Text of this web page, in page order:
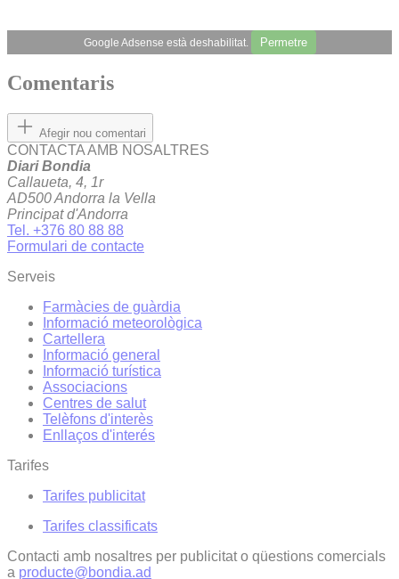
Google Adsense està deshabilitat. Permetre
Comentaris
Afegir nou comentari
CONTACTA AMB NOSALTRES
Diari Bondia
Callaueta, 4, 1r
AD500 Andorra la Vella
Principat d'Andorra
Tel. +376 80 88 88
Formulari de contacte
Serveis
Farmàcies de guàrdia
Informació meteorològica
Cartellera
Informació general
Informació turística
Associacions
Centres de salut
Telèfons d'interès
Enllaços d'interés
Tarifes
Tarifes publicitat
Tarifes classificats
Contacti amb nosaltres per publicitat o qüestions comercials
a producte@bondia.ad